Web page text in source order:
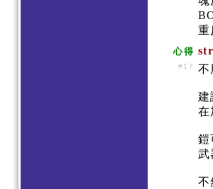
重
心得
#17 不
建
在
鎧
武
不